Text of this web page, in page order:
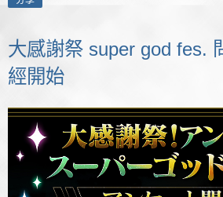
大感謝祭 super god fes.
經開始